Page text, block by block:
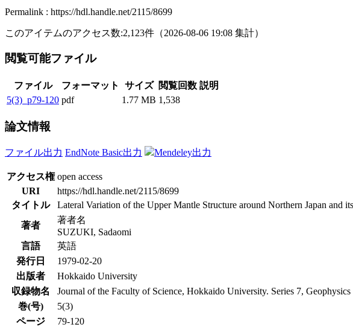
Permalink : https://hdl.handle.net/2115/8699
このアイテムのアクセス数:2,123件 （2026-08-06 19:08 集計）
閲覧可能ファイル
ファイル フォーマット サイズ 閲覧回数 説明
5(3)_p79-120 pdf 1.77 MB 1,538
論文情報
ファイル出力 EndNote Basic出力 Mendeley出力
アクセス権 open access
URI
https://hdl.handle.net/2115/8699
タイトル
Lateral Variation of the Upper Mantle Structure around Northern Japan and
著者
著者名
SUZUKI, Sadaomi
言語
英語
発行日
1979-02-20
出版者
Hokkaido University
収録物名
Journal of the Faculty of Science, Hokkaido University. Series 7, Geophysics
巻(号)
5(3)
ページ
79-120